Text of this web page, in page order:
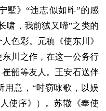
墅》“违志似如昨”的感
啸，我前狨又啼”之类的
色彩。元稹《使东川》
川之作，在这一公务行
韶等友人。王安石送伴
用意，“时窃咏歌，以娱
使序》）。苏辙《奉使